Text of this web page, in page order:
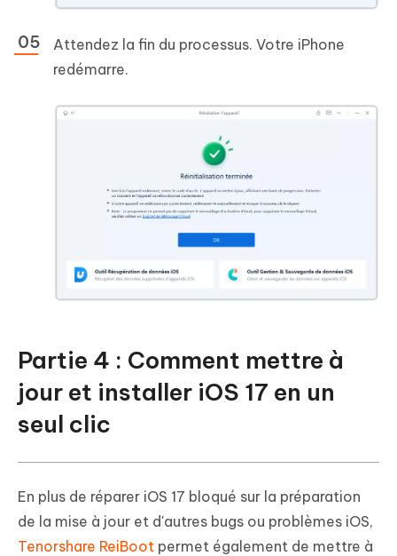
Attendez la fin du processus. Votre iPhone
redémarre.
Partie 4 : Comment mettre à
jour et installer iOS 17 en un
seul clic
En plus de réparer iOS 17 bloqué sur la préparation
de la mise à jour et d'autres bugs ou problèmes iOS,
Tenorshare ReiBoot permet également de mettre à